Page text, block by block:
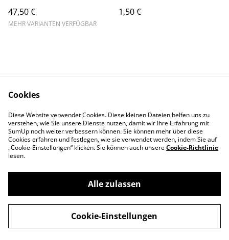
47,50 €
MEHR VARIANTEN VERFÜGBAR
1,50 €
Bestimmungen
Datenschutzbestimm
ungen von SumUp
Cookie-Richtlinie
©2026Cloos & Kraus
powered by
Cookies
Diese Website verwendet Cookies. Diese kleinen Dateien helfen uns zu
verstehen, wie Sie unsere Dienste nutzen, damit wir Ihre Erfahrung mit
SumUp noch weiter verbessern können. Sie können mehr über diese
Cookies erfahren und festlegen, wie sie verwendet werden, indem Sie auf
„Cookie-Einstellungen“ klicken. Sie können auch unsereCookie-Richtlinie
lesen.
Alle zulassen
Cookie-Einstellungen